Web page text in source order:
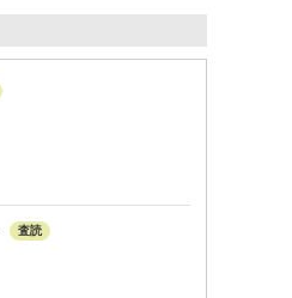
査読